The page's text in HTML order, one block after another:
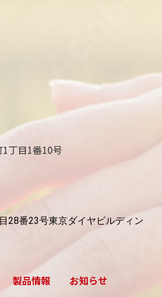
丁目1番10号
28番23号東京ダイヤビルディン
製品情報 お知らせ